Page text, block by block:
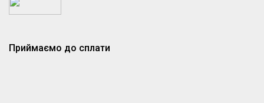
Приймаємо до сплати